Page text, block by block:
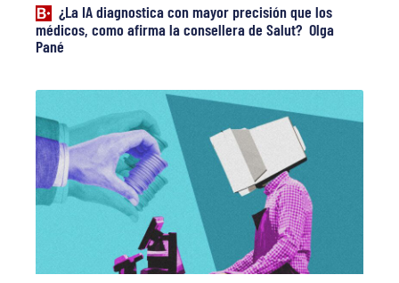
¿La IA diagnostica con mayor precisión que los
médicos, como afirma la consellera de Salut? Olga
Pané